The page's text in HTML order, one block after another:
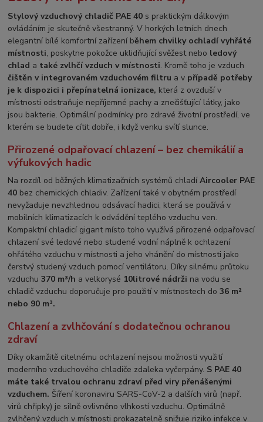
Stylový vzduchový chladič PAE 40 s praktickým dálkovým
ovládáním je skutečně všestranný. V horkých letních dnech
elegantní bílé komfortní zařízení během chvilky ochladí vyhřáté
místnosti, poskytne pokožce uklidňující svěžest nebo ledový
chlad a také zvlhčí vzduch v místnosti. Kromě toho je vzduch
čištěn v integrovaném vzduchovém filtru a v případě potřeby
je k dispozici i přepínatelná ionizace, která z ovzduší v
místnosti odstraňuje nepříjemné pachy a znečišťující látky, jako
jsou bakterie. Optimální podmínky pro zdravé životní prostředí, ve
kterém se budete cítit dobře, i když venku svítí slunce.
Přirozené odpařovací chlazení – bez chemikálií a
výfukových hadic
Na rozdíl od běžných klimatizačních systémů chladíAircooler PAE
40 bez chemických chladiv. Zařízení také v obytném prostředí
nevyžaduje nevzhlednou odsávací hadici, která se používá v
mobilních klimatizacích k odvádění teplého vzduchu ven.
Kompaktní chladicí gigant místo toho využívá přirozené odpařovací
chlazení své ledové nebo studené vodní náplně k ochlazení
ohřátého vzduchu v místnosti a jeho vhánění do místnosti jako
čerstvý studený vzduch pomocí ventilátoru. Díky silnému průtoku
vzduchu370 m³/h a velkorysé 10litrové nádrži na vodu se
chladič vzduchu doporučuje pro použití v místnostech do 36 m²
nebo 90 m³.
Chlazení a zvlhčování s dodatečnou ochranou
zdraví
Díky okamžitě citelnému ochlazení nejsou možnosti využití
moderního vzduchového chladiče zdaleka vyčerpány. S PAE 40
máte také trvalou ochranu zdraví před viry přenášenými
vzduchem. Šíření koronaviru SARS-CoV-2 a dalších virů (např.
virů chřipky) je silně ovlivněno vlhkostí vzduchu. Optimálně
zvlhčený vzduch v místnosti prokazatelně snižuje riziko infekce v